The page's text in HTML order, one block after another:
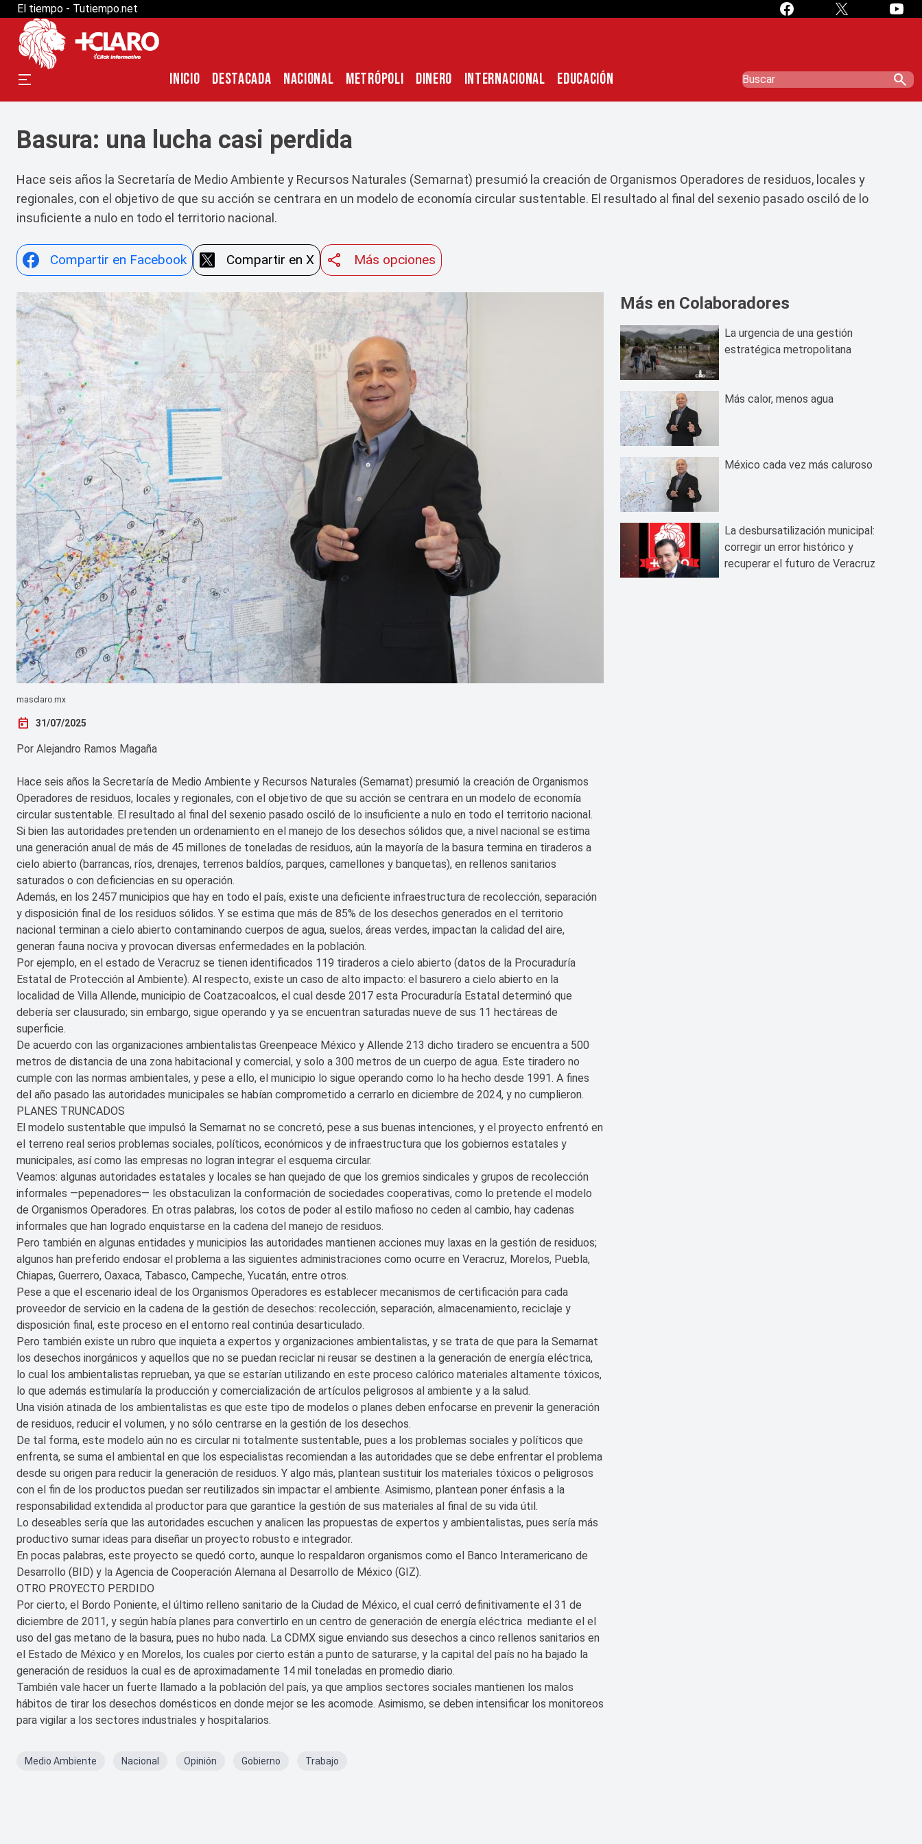
El tiempo - Tutiempo.net
INICIO DESTACADA NACIONAL METRÓPOLI DINERO INTERNACIONAL EDUCACIÓN search
Basura: una lucha casi perdida
Hace seis años la Secretaría de Medio Ambiente y Recursos Naturales (Semarnat) presumió la creación de Organismos Operadores de residuos, locales y
regionales, con el objetivo de que su acción se centrara en un modelo de economía circular sustentable. El resultado al final del sexenio pasado osciló de lo
insuficiente a nulo en todo el territorio nacional.
Compartir en Facebook Compartir en X Más opciones
masclaro.mx
today 31/07/2025
Por Alejandro Ramos Magaña
Hace seis años la Secretaría de Medio Ambiente y Recursos Naturales (Semarnat) presumió la creación de Organismos
Operadores de residuos, locales y regionales, con el objetivo de que su acción se centrara en un modelo de economía
circular sustentable. El resultado al final del sexenio pasado osciló de lo insuficiente a nulo en todo el territorio nacional.
Si bien las autoridades pretenden un ordenamiento en el manejo de los desechos sólidos que, a nivel nacional se estima
una generación anual de más de 45 millones de toneladas de residuos, aún la mayoría de la basura termina en tiraderos a
cielo abierto (barrancas, ríos, drenajes, terrenos baldíos, parques, camellones y banquetas), en rellenos sanitarios
saturados o con deficiencias en su operación.
Además, en los 2457 municipios que hay en todo el país, existe una deficiente infraestructura de recolección, separación
y disposición final de los residuos sólidos. Y se estima que más de 85% de los desechos generados en el territorio
nacional terminan a cielo abierto contaminando cuerpos de agua, suelos, áreas verdes, impactan la calidad del aire,
generan fauna nociva y provocan diversas enfermedades en la población.
Por ejemplo, en el estado de Veracruz se tienen identificados 119 tiraderos a cielo abierto (datos de la Procuraduría
Estatal de Protección al Ambiente). Al respecto, existe un caso de alto impacto: el basurero a cielo abierto en la
localidad de Villa Allende, municipio de Coatzacoalcos, el cual desde 2017 esta Procuraduría Estatal determinó que
debería ser clausurado; sin embargo, sigue operando y ya se encuentran saturadas nueve de sus 11 hectáreas de
superficie.
De acuerdo con las organizaciones ambientalistas Greenpeace México y Allende 213 dicho tiradero se encuentra a 500
metros de distancia de una zona habitacional y comercial, y solo a 300 metros de un cuerpo de agua. Este tiradero no
cumple con las normas ambientales, y pese a ello, el municipio lo sigue operando como lo ha hecho desde 1991. A fines
del año pasado las autoridades municipales se habían comprometido a cerrarlo en diciembre de 2024, y no cumplieron.
PLANES TRUNCADOS
El modelo sustentable que impulsó la Semarnat no se concretó, pese a sus buenas intenciones, y el proyecto enfrentó en
el terreno real serios problemas sociales, políticos, económicos y de infraestructura que los gobiernos estatales y
municipales, así como las empresas no logran integrar el esquema circular.
Veamos: algunas autoridades estatales y locales se han quejado de que los gremios sindicales y grupos de recolección
informales —pepenadores— les obstaculizan la conformación de sociedades cooperativas, como lo pretende el modelo
de Organismos Operadores. En otras palabras, los cotos de poder al estilo mafioso no ceden al cambio, hay cadenas
informales que han logrado enquistarse en la cadena del manejo de residuos.
Pero también en algunas entidades y municipios las autoridades mantienen acciones muy laxas en la gestión de residuos;
algunos han preferido endosar el problema a las siguientes administraciones como ocurre en Veracruz, Morelos, Puebla,
Chiapas, Guerrero, Oaxaca, Tabasco, Campeche, Yucatán, entre otros.
Pese a que el escenario ideal de los Organismos Operadores es establecer mecanismos de certificación para cada
proveedor de servicio en la cadena de la gestión de desechos: recolección, separación, almacenamiento, reciclaje y
disposición final, este proceso en el entorno real continúa desarticulado.
Pero también existe un rubro que inquieta a expertos y organizaciones ambientalistas, y se trata de que para la Semarnat
los desechos inorgánicos y aquellos que no se puedan reciclar ni reusar se destinen a la generación de energía eléctrica,
lo cual los ambientalistas reprueban, ya que se estarían utilizando en este proceso calórico materiales altamente tóxicos,
lo que además estimularía la producción y comercialización de artículos peligrosos al ambiente y a la salud.
Una visión atinada de los ambientalistas es que este tipo de modelos o planes deben enfocarse en prevenir la generación
de residuos, reducir el volumen, y no sólo centrarse en la gestión de los desechos.
De tal forma, este modelo aún no es circular ni totalmente sustentable, pues a los problemas sociales y políticos que
enfrenta, se suma el ambiental en que los especialistas recomiendan a las autoridades que se debe enfrentar el problema
desde su origen para reducir la generación de residuos. Y algo más, plantean sustituir los materiales tóxicos o peligrosos
con el fin de los productos puedan ser reutilizados sin impactar el ambiente. Asimismo, plantean poner énfasis a la
responsabilidad extendida al productor para que garantice la gestión de sus materiales al final de su vida útil.
Lo deseables sería que las autoridades escuchen y analicen las propuestas de expertos y ambientalistas, pues sería más
productivo sumar ideas para diseñar un proyecto robusto e integrador.
En pocas palabras, este proyecto se quedó corto, aunque lo respaldaron organismos como el Banco Interamericano de
Desarrollo (BID) y la Agencia de Cooperación Alemana al Desarrollo de México (GIZ).
OTRO PROYECTO PERDIDO
Por cierto, el Bordo Poniente, el último relleno sanitario de la Ciudad de México, el cual cerró definitivamente el 31 de
diciembre de 2011, y según había planes para convertirlo en un centro de generación de energía eléctrica mediante el el
uso del gas metano de la basura, pues no hubo nada. La CDMX sigue enviando sus desechos a cinco rellenos sanitarios en
el Estado de México y en Morelos, los cuales por cierto están a punto de saturarse, y la capital del país no ha bajado la
generación de residuos la cual es de aproximadamente 14 mil toneladas en promedio diario.
También vale hacer un fuerte llamado a la población del país, ya que amplios sectores sociales mantienen los malos
hábitos de tirar los desechos domésticos en donde mejor se les acomode. Asimismo, se deben intensificar los monitoreos
para vigilar a los sectores industriales y hospitalarios.
Medio Ambiente Nacional Opinión Gobierno Trabajo
Más en Colaboradores
La urgencia de una gestión
estratégica metropolitana
Más calor, menos agua
México cada vez más caluroso
La desbursatilización municipal:
corregir un error histórico y
recuperar el futuro de Veracruz